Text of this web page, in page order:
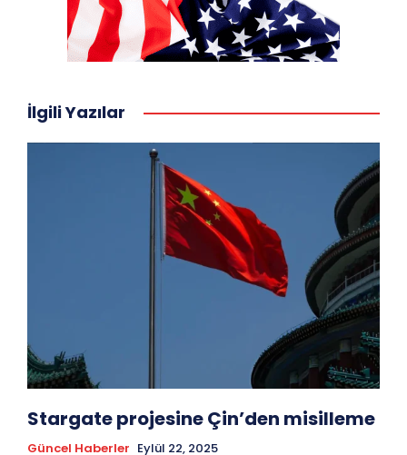
İlgili Yazılar
Stargate projesine Çin’den misilleme
Güncel Haberler Eylül 22, 2025